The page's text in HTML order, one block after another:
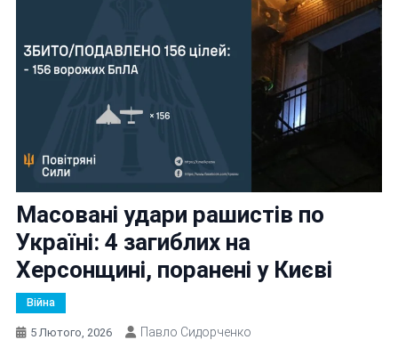
Масовані удари рашистів по
Україні: 4 загиблих на
Херсонщині, поранені у Києві
Війна
5 Лютого, 2026 Павло Сидорченко